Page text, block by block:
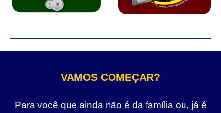
VAMOS COMEÇAR?
Para você que ainda não é da família ou, já é